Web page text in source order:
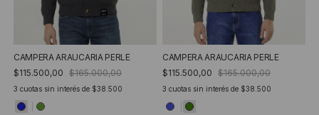
CAMPERA ARAUCARIA PERLE
$115.500,00 $165.000,00
3 cuotas sin interés de $38.500
CAMPERA ARAUCARIA PERLE
$115.500,00 $165.000,00
3 cuotas sin interés de $38.500